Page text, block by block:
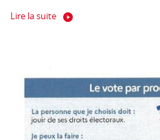
Lire la suite